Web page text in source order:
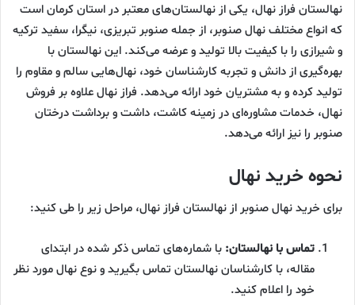
نهالستان فراز نهال، یکی از نهالستان‌های معتبر در استان کرمان است
که انواع مختلف نهال صنوبر، از جمله صنوبر تبریزی، نیگرا، سفید ترکیه
و شیرازی را با کیفیت بالا تولید و عرضه می‌کند. این نهالستان با
بهره‌گیری از دانش و تجربه کارشناسان خود، نهال‌هایی سالم و مقاوم را
تولید کرده و به مشتریان خود ارائه می‌دهد. فراز نهال علاوه بر فروش
نهال، خدمات مشاوره‌ای در زمینه کاشت، داشت و برداشت درختان
صنوبر را نیز ارائه می‌دهد.
نحوه خرید نهال
برای خرید نهال صنوبر از نهالستان فراز نهال، مراحل زیر را طی کنید:
تماس با نهالستان: با شماره‌های تماس ذکر شده در ابتدای
مقاله، با کارشناسان نهالستان تماس بگیرید و نوع نهال مورد نظر
خود را اعلام کنید.